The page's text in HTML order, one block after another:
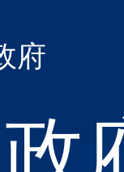
政
府